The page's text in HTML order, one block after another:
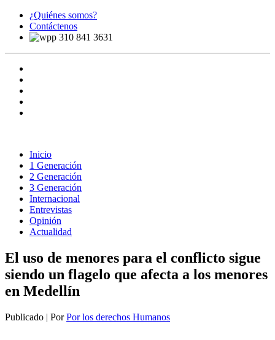
¿Quiénes somos?
Contáctenos
310 841 3631
Inicio
1 Generación
2 Generación
3 Generación
Internacional
Entrevistas
Opinión
Actualidad
El uso de menores para el conflicto sigue
siendo un flagelo que afecta a los menores
en Medellín
Publicado | Por Por los derechos Humanos